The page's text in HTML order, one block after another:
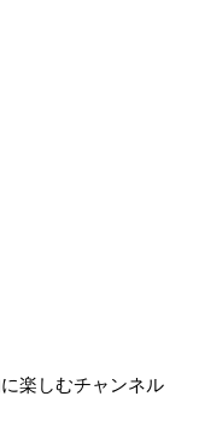
楽しむチャンネル